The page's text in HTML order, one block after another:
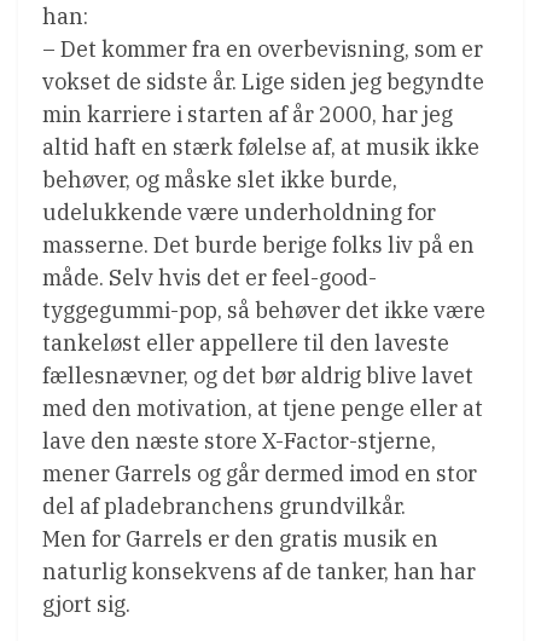
han:
– Det kommer fra en overbevisning, som er
vokset de sidste år. Lige siden jeg begyndte
min karriere i starten af år 2000, har jeg
altid haft en stærk følelse af, at musik ikke
behøver, og måske slet ikke burde,
udelukkende være underholdning for
masserne. Det burde berige folks liv på en
måde. Selv hvis det er feel-good-
tyggegummi-pop, så behøver det ikke være
tankeløst eller appellere til den laveste
fællesnævner, og det bør aldrig blive lavet
med den motivation, at tjene penge eller at
lave den næste store X-Factor-stjerne,
mener Garrels og går dermed imod en stor
del af pladebranchens grundvilkår.
Men for Garrels er den gratis musik en
naturlig konsekvens af de tanker, han har
gjort sig.